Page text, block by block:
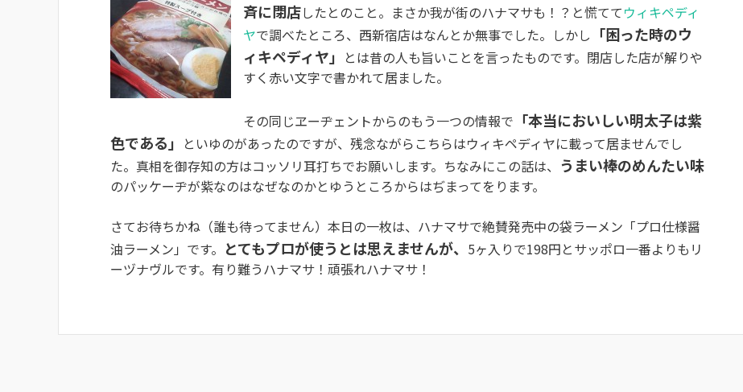
斉に閉店したとのこと。まさか我が街のハナマサも！？と慌ててウィキペディ
ヤで調べたところ、西新宿店はなんとか無事でした。しかし 「困った時のウ
ィキペディヤ」 とは昔の人も旨いことを言ったものです。閉店した店が解りや
すく赤い文字で書かれて居ました。
その同じヱーヂェントからのもう一つの情報で 「本当においしい明太子は紫
色である」 といゆのがあったのですが、残念ながらこちらはウィキペディヤに載って居ませんでし
た。真相を御存知の方はコッソリ耳打ちでお願いします。ちなみにこの話は、 うまい棒のめんたい味
のパッケーヂが紫なのはなぜなのかとゆうところからはぢまってをります。
さてお待ちかね（誰も待ってません）本日の一枚は、ハナマサで絶賛発売中の袋ラーメン「プロ仕様醤
油ラーメン」です。 とてもプロが使うとは思えませんが、 5ヶ入りで198円とサッポロ一番よりもリ
ーヅナヴルです。有り難うハナマサ！頑張れハナマサ！